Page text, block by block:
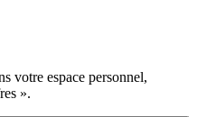
votre espace personnel,
».